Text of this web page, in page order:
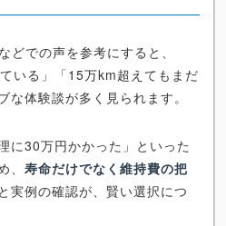
どでの声を参考にすると、
いる」「15万km超えてもまだ
体験談が多く見られます。
に30万円かかった」といった
寿命だけでなく維持費の把
実例の確認が、賢い選択につ